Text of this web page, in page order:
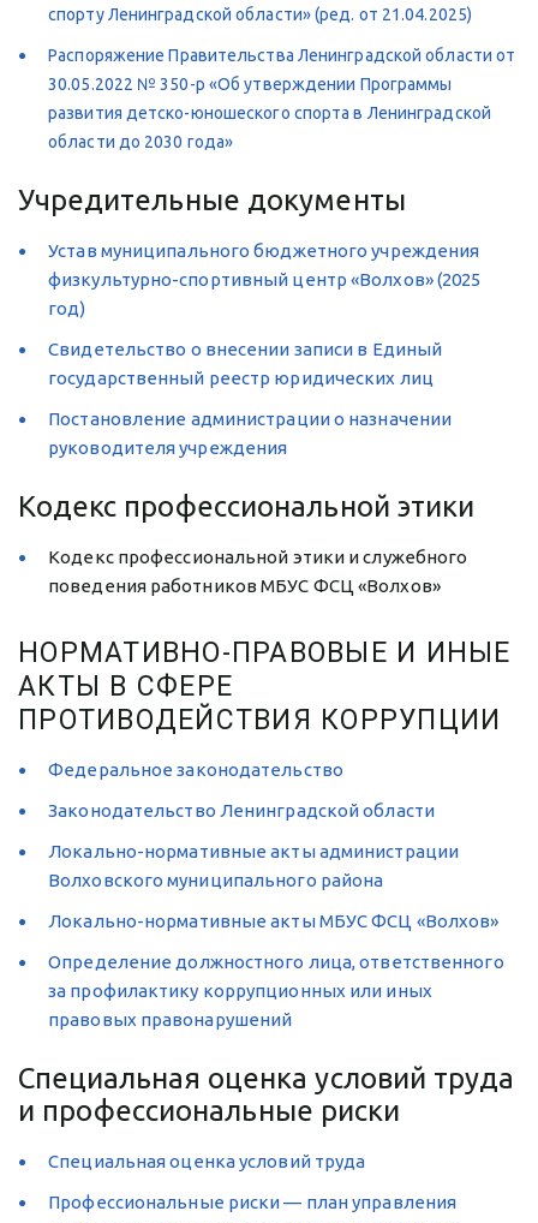
спорту Ленинградской области» (ред. от 21.04.2025)
Распоряжение Правительства Ленинградской области от
30.05.2022 № 350-р «Об утверждении Программы
развития детско-юношеского спорта в Ленинградской
области до 2030 года»
Учредительные документы
Устав муниципального бюджетного учреждения
физкультурно-спортивный центр «Волхов» (2025
год)
Свидетельство о внесении записи в Единый
государственный реестр юридических лиц
Постановление администрации о назначении
руководителя учреждения
Кодекс профессиональной этики
Кодекс профессиональной этики и служебного
поведения работников МБУС ФСЦ «Волхов»
НОРМАТИВНО-ПРАВОВЫЕ И ИНЫЕ
АКТЫ В СФЕРЕ
ПРОТИВОДЕЙСТВИЯ КОРРУПЦИИ
Федеральное законодательство
Законодательство Ленинградской области
Локально-нормативные акты администрации
Волховского муниципального района
Локально-нормативные акты МБУС ФСЦ «Волхов»
Определение должностного лица, ответственного
за профилактику коррупционных или иных
правовых правонарушений
Специальная оценка условий труда
и профессиональные риски
Специальная оценка условий труда
Профессиональные риски — план управления